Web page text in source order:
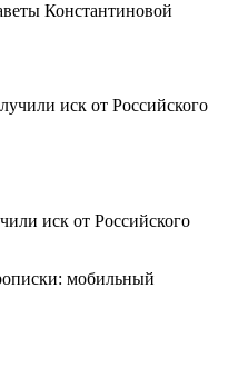
Константиновой
иск от Российского